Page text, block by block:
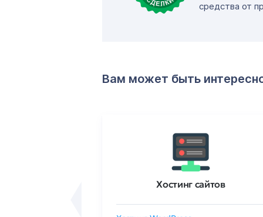
средства от
Вам может быть
Хостинг сайтов